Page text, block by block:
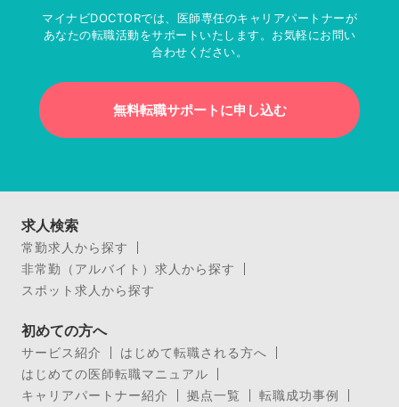
マイナビDOCTORでは、医師専任のキャリアパートナーが
あなたの転職活動をサポートいたします。お気軽にお問い
合わせください。
無料転職サポートに申し込む
求人検索
常勤求人から探す
非常勤（アルバイト）求人から探す
スポット求人から探す
初めての方へ
サービス紹介
はじめて転職される方へ
はじめての医師転職マニュアル
キャリアパートナー紹介
拠点一覧
転職成功事例